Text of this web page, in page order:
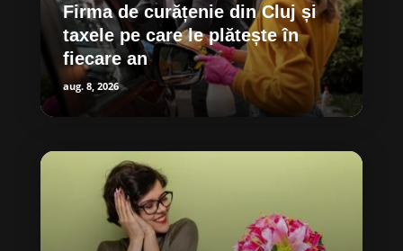
Firma de curățenie din Cluj și
taxele pe care le plătește în
fiecare an
aug. 8, 2026